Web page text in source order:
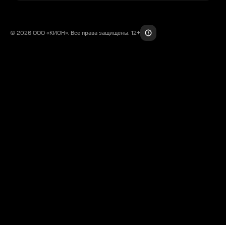
© 2026 ООО «КИОН». Все права защищены. 12+